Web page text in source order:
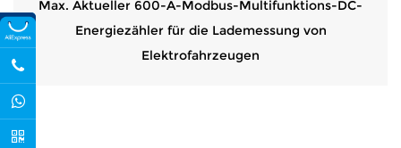
Max. Aktueller 600-A-Modbus-Multifunktions-DC-
Energiezähler für die Lademessung von
Elektrofahrzeugen